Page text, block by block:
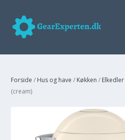
Forside / Hus og have / Køkken / Elkedler
(cream)